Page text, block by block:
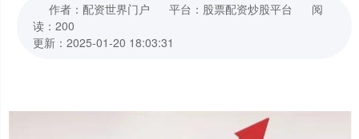
作者：配资世界门户 平台：股票配资炒股平台
阅
读：200
更新：2025-01-20 18:03:31